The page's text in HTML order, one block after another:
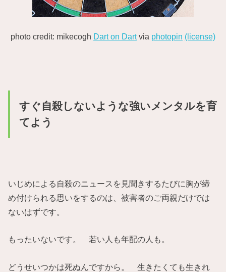
photo credit: mikecogh Dart on Dartvia photopin (license)
すぐ自殺しないような強いメンタルを育
てよう
いじめによる自殺のニュースを見聞きするたびに胸が締
め付けられる思いをするのは、被害者のご両親だけでは
ないはずです。
もったいないです。 若い人も年配の人も。
どうせいつかは死ぬんですから。 生きたくても生きれ